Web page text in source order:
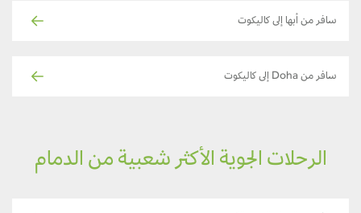
سافر من أبها إلى كاليكوت
سافر من Doha إلى كاليكوت
الرحلات الجوية الأكثر شعبية من الدمام